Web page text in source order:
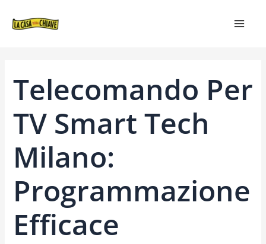
Telecomando Per
TV Smart Tech
Milano:
Programmazione
Efficace
ARTICOLI